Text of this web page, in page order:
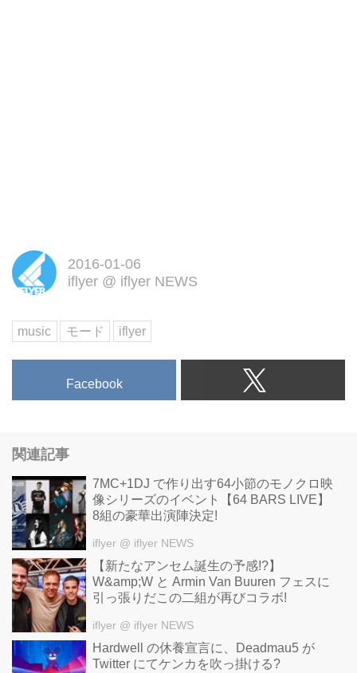
2016-01-06
iflyer @ iflyer NEWS
music モード iflyer
Facebook
関連記事
7MC+1DJ で作り出す64小節のモノクロ映
像シリーズのイベント【64 BARS LIVE】
8組の豪華出演陣決定!
iflyer @ iflyer NEWS
【新たなアンセム誕生の予感!?】
W&amp;W と Armin Van Buuren フェスに
引っ張りだこの二組が再びコラボ!
iflyer @ iflyer NEWS
Hardwell の休養宣言に、Deadmau5 が
Twitter にてケンカを吹っ掛ける?